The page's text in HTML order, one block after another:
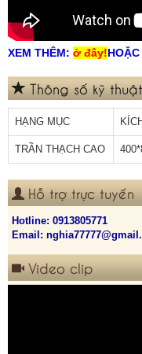
XEM THÊM: ở đây!
Thông số kỹ thuật
HẠNG MỤC
TRẦN THẠCH CAO
Hỗ trợ trực tuyến
Hotline: 0913805771
Email:
Video clip